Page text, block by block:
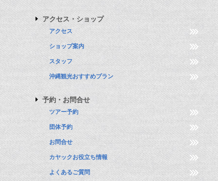
アクセス・ショップ
アクセス
ショップ案内
スタッフ
沖縄観光おすすめプラン
予約・お問合せ
ツアー予約
団体予約
お問合せ
カヤックお役立ち情報
よくあるご質問